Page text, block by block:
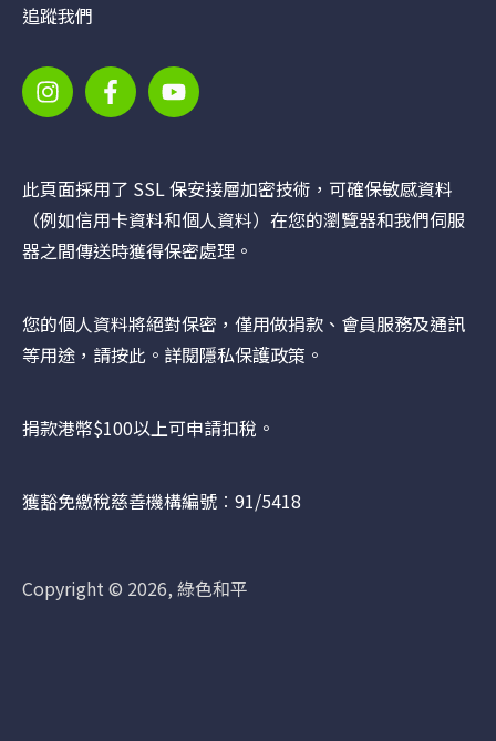
追蹤我們
此頁面採用了 SSL 保安接層加密技術，可確保敏感資料
（例如信用卡資料和個人資料）在您的瀏覽器和我們伺服
器之間傳送時獲得保密處理。
您的個人資料將絕對保密，僅用做捐款、會員服務及通訊
等用途，請按此 。詳閱隱私保護政策。
捐款港幣$100以上可申請扣稅。
獲豁免繳稅慈善機構編號︰91/5418
Copyright © 2026, 綠色和平